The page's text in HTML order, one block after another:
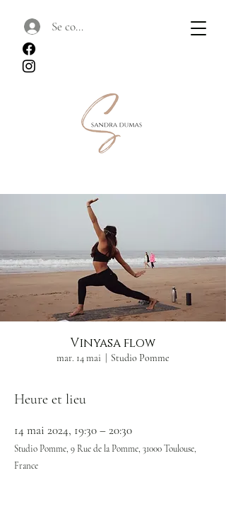
Se connecter
Vinyasa flow
mar. 14 mai Studio Pomme
Heure et lieu
14 mai 2024, 19:30 – 20:30
Studio Pomme, 9 Rue de la Pomme, 31000 Toulouse,
France